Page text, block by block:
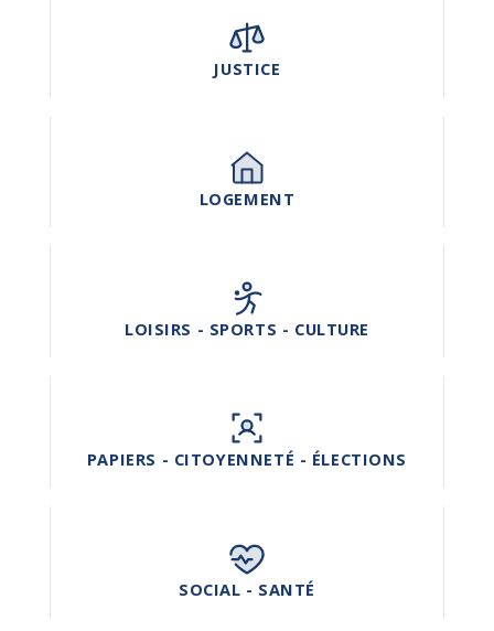
JUSTICE
LOGEMENT
LOISIRS - SPORTS - CULTURE
PAPIERS - CITOYENNETÉ - ÉLECTIONS
SOCIAL - SANTÉ